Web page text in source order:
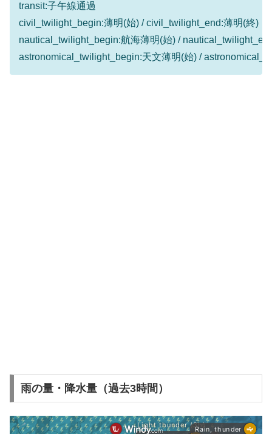
transit:子午線通過
civil_twilight_begin:薄明(始) / civil_twilight_end:薄明(終)
nautical_twilight_begin:航海薄明(始) /
astronomical_twilight_begin:天文薄明(始) /
雨の量・降水量（過去3時間）